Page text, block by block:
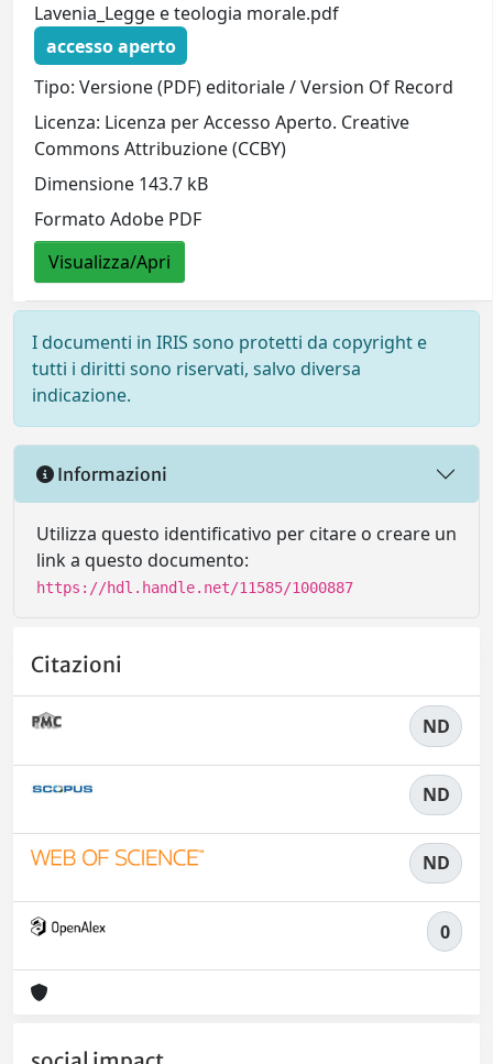
Lavenia_Legge e teologia morale.pdf
accesso aperto
Tipo: Versione (PDF) editoriale / Version Of Record
Licenza: Licenza per Accesso Aperto. Creative
Commons Attribuzione (CCBY)
Dimensione 143.7 kB
Formato Adobe PDF
Visualizza/Apri
I documenti in IRIS sono protetti da copyright e
tutti i diritti sono riservati, salvo diversa
indicazione.
Informazioni
Utilizza questo identificativo per citare o creare un
link a questo documento:
https://hdl.handle.net/11585/1000887
Citazioni
ND
ND
ND
0